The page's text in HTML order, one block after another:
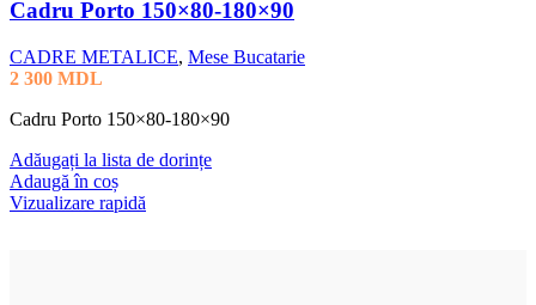
Cadru Porto 150×80-180×90
CADRE METALICE, Mese Bucatarie
2 300 MDL
Cadru Porto 150×80-180×90
Adăugați la lista de dorințe
Adaugă în coș
Vizualizare rapidă